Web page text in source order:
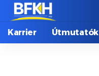
Karrier Útmutatók